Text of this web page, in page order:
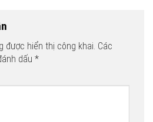
được hiển thị công khai. Các
dấu *